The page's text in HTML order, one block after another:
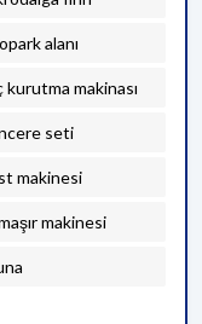
alanı
kurutma makinası
seti
makinesi
makinesi